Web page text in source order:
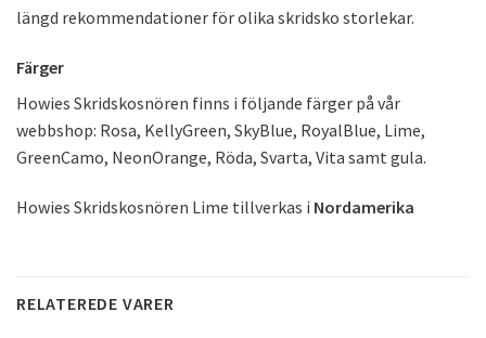
längd rekommendationer för olika skridsko storlekar.
Färger
Howies Skridskosnören finns i följande färger på vår
webbshop: Rosa, KellyGreen, SkyBlue, RoyalBlue, Lime,
GreenCamo, NeonOrange, Röda, Svarta, Vita samt gula.
Howies Skridskosnören Lime tillverkas i Nordamerika
RELATEREDE VARER